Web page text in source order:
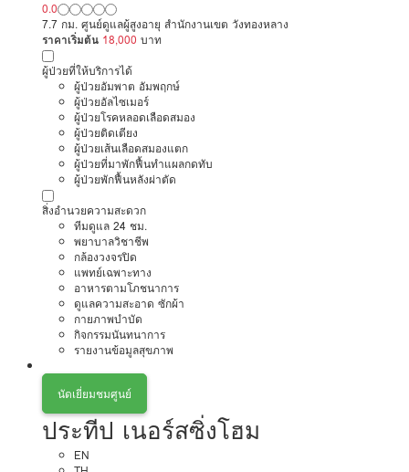
0.0
7.7 กม. ศูนย์ดูแลผู้สูงอายุ สำนักงานเขต วังทองหลาง
ราคาเริ่มต้น 18,000 บาท
ผู้ป่วยที่ให้บริการได้
ผู้ป่วยอัมพาต อัมพฤกษ์
ผู้ป่วยอัลไซเมอร์
ผู้ป่วยโรคหลอดเลือดสมอง
ผู้ป่วยติดเตียง
ผู้ป่วยเส้นเลือดสมองแตก
ผู้ป่วยที่มาพักฟื้นทำแผลกดทับ
ผู้ป่วยพักฟื้นหลังผ่าตัด
สิ่งอำนวยความสะดวก
ทีมดูแล 24 ชม.
พยาบาลวิชาชีพ
กล้องวงจรปิด
แพทย์เฉพาะทาง
อาหารตามโภชนาการ
ดูแลความสะอาด ซักผ้า
กายภาพบำบัด
กิจกรรมนันทนาการ
รายงานข้อมูลสุขภาพ
นัดเยี่ยมชมศูนย์
ประทีป เนอร์สซิ่งโฮม
EN